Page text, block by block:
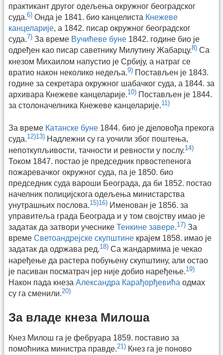
практикант другог одељења окружног београдског
суда.6) Онда је 1841. био канцелиста Кнежеве
канцеларије, а 1842. писар окружног београдског
суда.7) За време Вучићеве буне 1842. године био је
одређен као писар саветнику Милутину Жабарцу.8) Са
кнезом Михаилом напустио је Србију, а натраг се
вратио након неколико недеља.9) Постављен је 1843.
године за секретара окружног шабачког суда, а 1844. за
архивара Кнежеве канцеларије.10) Постављен је 1844.
за столоначелника Кнежеве канцеларије.11)
За време Катанске буне 1844. био је дјеловођа прекога
суда.12)13) Надлежни су га уочили због поштења,
непоткупљивости, тачности и ревности у послу.14)
Током 1847. постао је председник првостепенога
пожаревачког окружног суда, па је 1850. био
председник суда вароши Београда, да би 1852. постао
начелник полицијскога одељења министарства
унутрашњих послова.15)16) Именован је 1856. за
управитеља града Београда и у том својству имао је
задатак да затвори учеснике Тенкине завере.17) За
време Светоандрејске скупштине крајем 1858. имао је
задатак да одржава ред.18) Са жандармима је чекао
наређење да растера побуњену скупштину, али остао
је пасиван посматрач јер није добио наређење.19)
Након пада кнеза Александра Карађорђевића одмах
су га сменили.20)
За владе кнеза Милоша
Кнез Милош га је фебруара 1859. поставио за
помоћника министра правде.21) Кнез га је поново